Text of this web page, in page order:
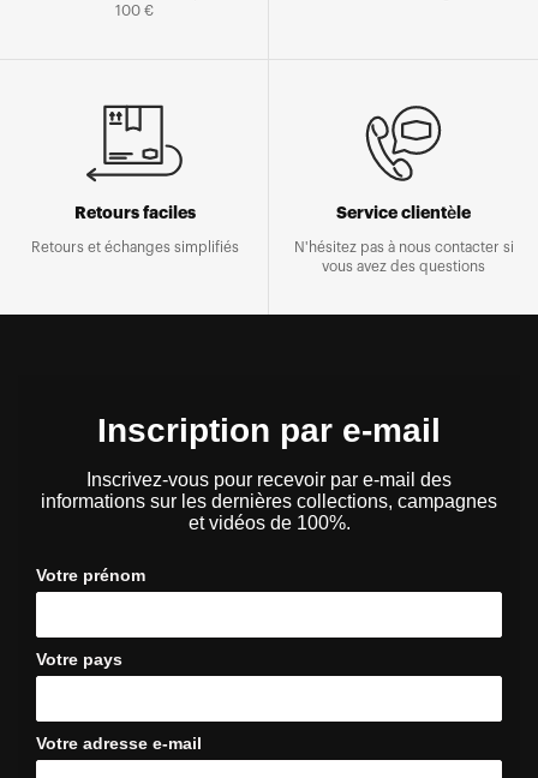
100 €
Retours faciles
Retours et échanges simplifiés
Service clientèle
N'hésitez pas à nous contacter si
vous avez des questions
Inscription par e-mail
Inscrivez-vous pour recevoir par e-mail des
informations sur les dernières collections, campagnes
et vidéos de 100%.
Votre prénom
Votre pays
Votre adresse e-mail